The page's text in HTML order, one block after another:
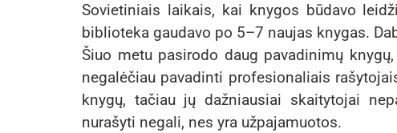
Sovietiniais laikais, kai knygos būdavo
biblioteka gaudavo po 5–7 naujas knygas.
Šiuo metu pasirodo daug pavadinimų
negalėčiau pavadinti profesionaliais
knygų, tačiau jų dažniausiai skaitytojai
nurašyti negali, nes yra užpajamuotos.